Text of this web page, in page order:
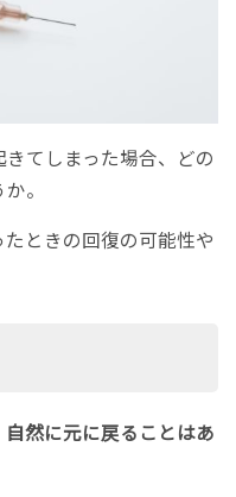
てしまった場合、どの
。
ときの回復の可能性や
然に元に戻ることはあ